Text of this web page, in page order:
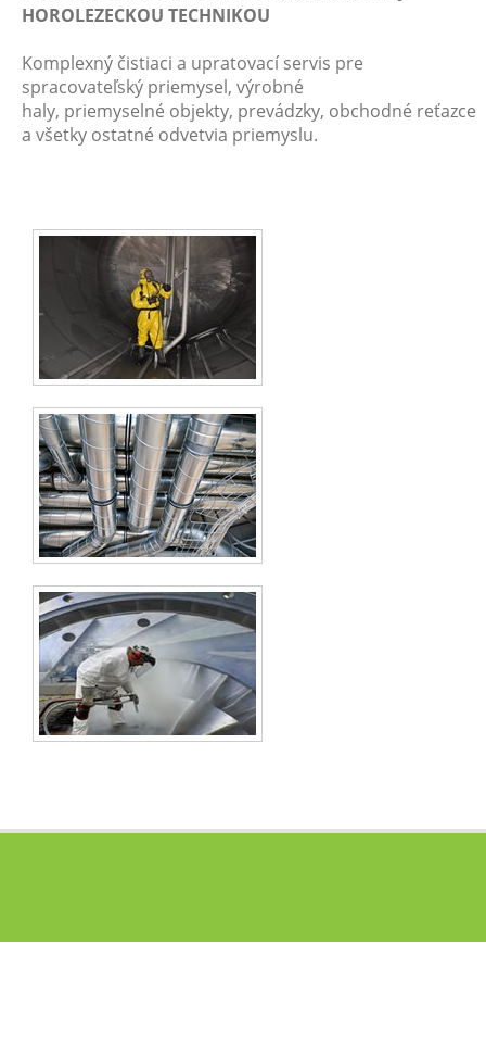
HOROLEZECKOU TECHNIKOU
Komplexný čistiaci a upratovací servis pre
spracovateľský priemysel, výrobné
haly, priemyselné objekty, prevádzky, obchodné reťazce
a všetky ostatné odvetvia priemyslu.